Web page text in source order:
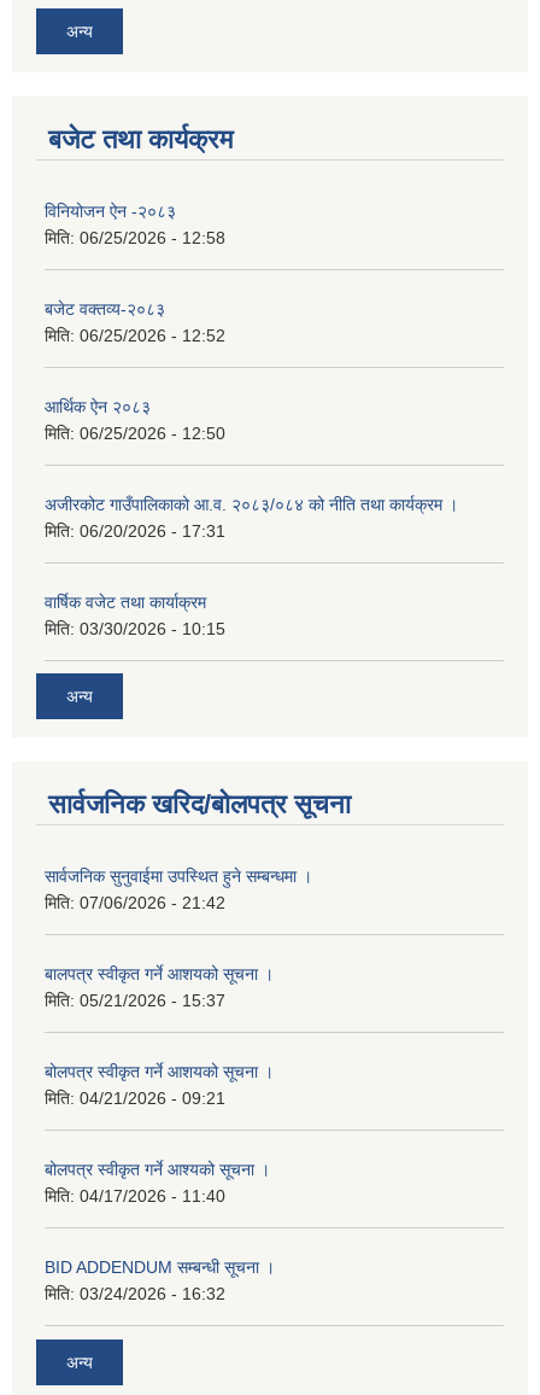
अन्य
बजेट तथा कार्यक्रम
विनियोजन ऐन -२०८३
मिति: 06/25/2026 - 12:58
बजेट वक्तव्य-२०८३
मिति: 06/25/2026 - 12:52
आर्थिक ऐन २०८३
मिति: 06/25/2026 - 12:50
अजीरकोट गाउँपालिकाको आ.व. २०८३/०८४ को नीति तथा कार्यक्रम ।
मिति: 06/20/2026 - 17:31
वार्षिक वजेट तथा कार्याक्रम
मिति: 03/30/2026 - 10:15
अन्य
सार्वजनिक खरिद/बोलपत्र सूचना
सार्वजनिक सुनुवाईमा उपस्थित हुने सम्बन्धमा ।
मिति: 07/06/2026 - 21:42
बालपत्र स्वीकृत गर्ने आशयको सूचना ।
मिति: 05/21/2026 - 15:37
बोलपत्र स्वीकृत गर्ने आशयको सूचना ।
मिति: 04/21/2026 - 09:21
बोलपत्र स्वीकृत गर्ने आश्यको सूचना ।
मिति: 04/17/2026 - 11:40
BID ADDENDUM सम्बन्धी सूचना ।
मिति: 03/24/2026 - 16:32
अन्य